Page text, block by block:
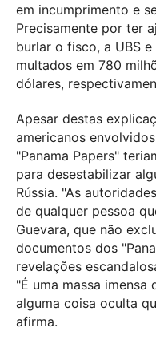
em incumprimento e
Precisamente por ter
burlar o fisco, a UBS
multados em 780
dólares,
Apesar destas
americanos
"Panama Papers"
para desestabilizar
Rússia. "As
de qualquer pessoa
Guevara, que não
documentos dos
revelações
"É uma massa
alguma coisa oculta
afirma.